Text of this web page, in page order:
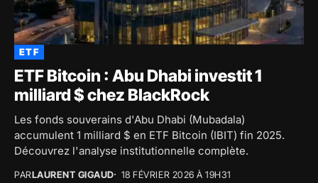
ETF
ETF Bitcoin : Abu Dhabi investit 1
milliard $ chez BlackRock
Les fonds souverains d'Abu Dhabi (Mubadala)
accumulent 1 milliard $ en ETF Bitcoin (IBIT) fin 2025.
Découvrez l'analyse institutionnelle complète.
PARLAURENT GIGAUD 18 FÉVRIER 2026 À 19H31